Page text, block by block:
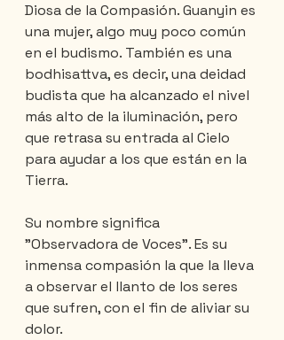
Diosa de la Compasión. Guanyin es
una mujer, algo muy poco común
en el budismo. También es una
bodhisattva, es decir, una deidad
budista que ha alcanzado el nivel
más alto de la iluminación, pero
que retrasa su entrada al Cielo
para ayudar a los que están en la
Tierra.
Su nombre significa
"Observadora de Voces". Es su
inmensa compasión la que la lleva
a observar el llanto de los seres
que sufren, con el fin de aliviar su
dolor.